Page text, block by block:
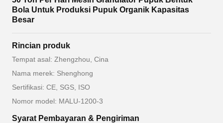
Bola Untuk Produksi Pupuk Organik Kapasitas
Besar
Rincian produk
Tempat asal: Zhengzhou, Cina
Nama merek: Shenghong
Sertifikasi: CE, SGS, ISO
Nomor model: MALU-1200-3
Syarat Pembayaran & Pengiriman